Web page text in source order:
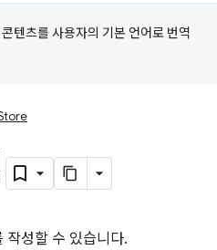
텐츠를 사용자의 기본 언어로 번역
작성할 수 있습니다.